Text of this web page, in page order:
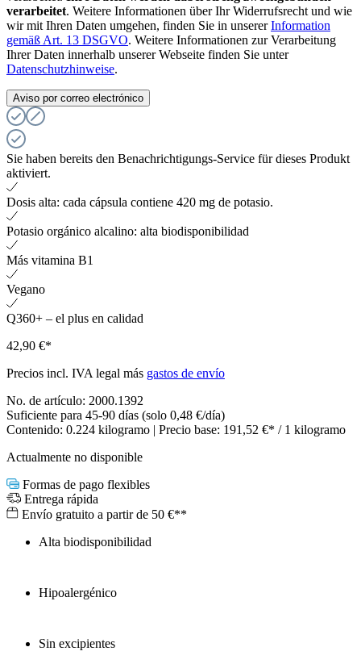
verarbeitet. Weitere Informationen über Ihr Widerrufsrecht und wie
wir mit Ihren Daten umgehen, finden Sie in unsererInformation
gemäß Art. 13 DSGVO. Weitere Informationen zur Verarbeitung
Ihrer Daten innerhalb unserer Webseite finden Sie unter
Datenschutzhinweise.
Aviso por correo electrónico
Sie haben bereits den Benachrichtigungs-Service für dieses Produkt
aktiviert.
Dosis alta: cada cápsula contiene 420 mg de potasio.
Potasio orgánico alcalino: alta biodisponibilidad
Más vitamina B1
Vegano
Q360+ – el plus en calidad
42,90 €*
Precios incl. IVA legal más gastos de envío
No. de artículo: 2000.1392
Suficiente para 45-90 días (solo 0,48 €/día)
Contenido: 0.224 kilogramo | Precio base: 191,52 €* / 1 kilogramo
Actualmente no disponible
Formas de pago flexibles
Entrega rápida
Envío gratuito a partir de 50 €**
Alta biodisponibilidad
Hipoalergénico
Sin excipientes